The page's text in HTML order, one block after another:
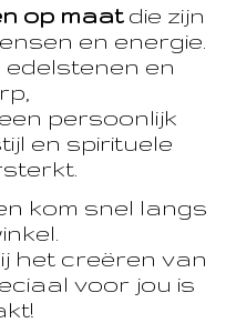
op maatdie zijn
en energie.
edelstenen en
persoonlijk
en spirituele
kom snel langs
het creëren van
voor jou is